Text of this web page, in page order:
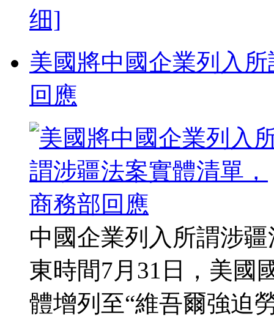
细]
美國將中國企業列入
回應
中國企業列入所謂涉
東時間7月31日，美國
體增列至“維吾爾強迫